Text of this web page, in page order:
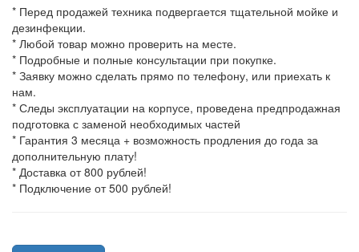
* Перед продажей техника подвергается тщательной мойке и
дезинфекции.
* Любой товар можно проверить на месте.
* Подробные и полные консультации при покупке.
* Заявку можно сделать прямо по телефону, или приехать к
нам.
* Следы эксплуатации на корпусе, проведена предпродажная
подготовка с заменой необходимых частей
* Гарантия 3 месяца + возможность продления до года за
дополнительную плату!
* Доставка от 800 рублей!
* Подключение от 500 рублей!